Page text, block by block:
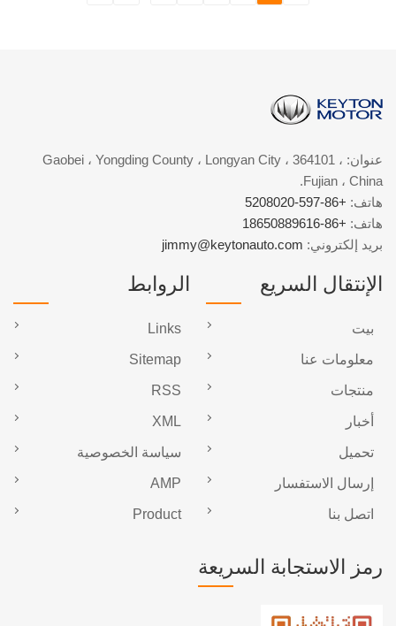
عنوان: Gaobei ، Yongding County ، Longyan City ، 364101 ،
Fujian ، China.
هاتف: +86-597-5208020
هاتف: +86-18650889616
بريد إلكتروني: jimmy@keytonauto.com
الإنتقال السريع
بيت
معلومات عنا
منتجات
أخبار
تحميل
إرسال الاستفسار
اتصل بنا
الروابط
Links
Sitemap
RSS
XML
سياسة الخصوصية
AMP
Product
رمز الاستجابة السريعة